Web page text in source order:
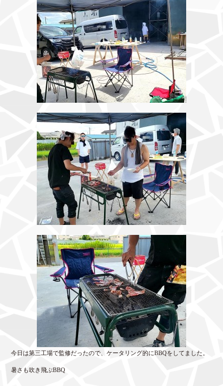
ok r
今日は第三工場で監修だったので、ケータリング的にBBQをしてました。
暑さも吹き飛ぶBBQ